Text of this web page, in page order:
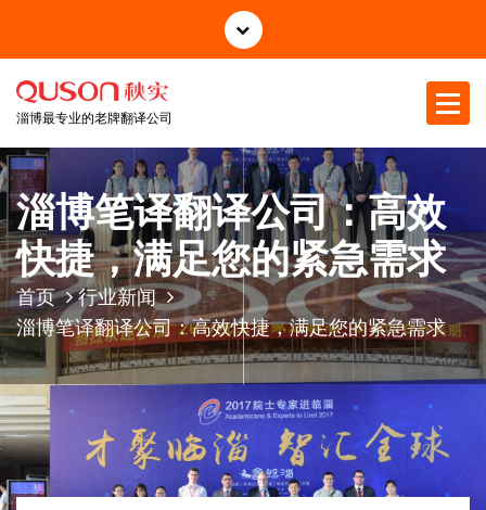
正
淄博最专业的老牌翻译公司
淄博笔译翻译公司：高效
快捷，满足您的紧急需求
首页
行业新闻
淄博笔译翻译公司：高效快捷，满足您的紧急需求